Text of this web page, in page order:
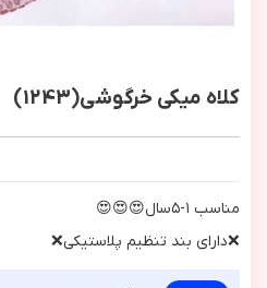
کلاه میکی خرگوشی(1243)
مناسب ١-٥سال😍😍😍
❌داراي بند تنظيم پلاستيكي❌